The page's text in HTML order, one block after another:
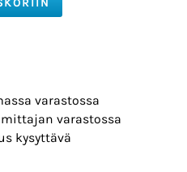
varastossa
varastossa
kysyttävä